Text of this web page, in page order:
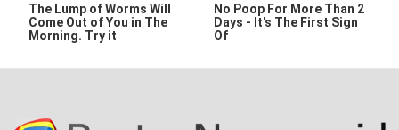
The Lump of Worms Will
Come Out of You in The
Morning. Try it
No Poop For More Than 2
Days - It's The First Sign
Of